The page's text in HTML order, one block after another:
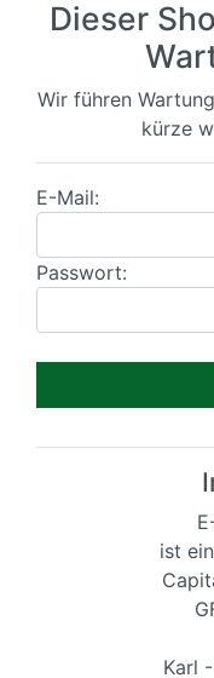
Dieser
Wir führen
kürze
E-Mail:
Passwort:
ist
Karl